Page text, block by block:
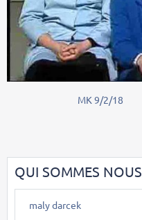
MK 9/2/18
QUI SOMMES NOUS
maly darcek